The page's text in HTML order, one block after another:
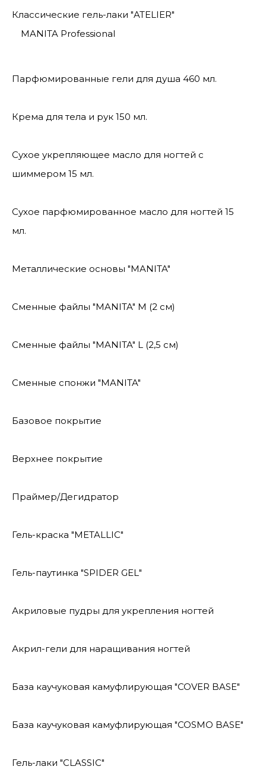
Классические гель-лаки "ATELIER"
MANITA Professional
Парфюмированные гели для душа 460 мл.
Крема для тела и рук 150 мл.
Сухое укрепляющее масло для ногтей с
шиммером 15 мл.
Сухое парфюмированное масло для ногтей 15
мл.
Металлические основы "MANITA"
Сменные файлы "MANITA" М (2 см)
Сменные файлы "MANITA" L (2,5 см)
Сменные спонжи "MANITA"
Базовое покрытие
Верхнее покрытие
Праймер/Дегидратор
Гель-краска "METALLIC"
Гель-паутинка "SPIDER GEL"
Акриловые пудры для укрепления ногтей
Акрил-гели для наращивания ногтей
База каучуковая камуфлирующая "COVER BASE"
База каучуковая камуфлирующая "COSMO BASE"
Гель-лаки "CLASSIC"